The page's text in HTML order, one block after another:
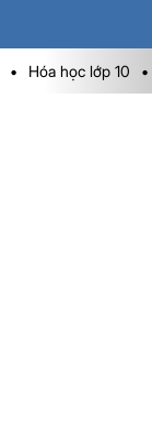
• Hóa học lớp 10 •